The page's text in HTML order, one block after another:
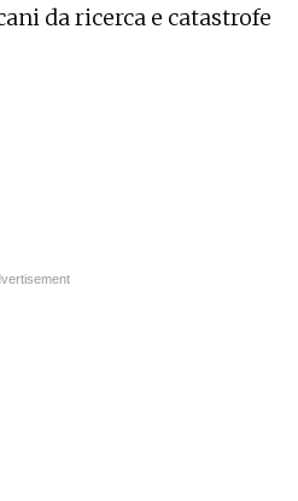
da ricerca e catastrofe